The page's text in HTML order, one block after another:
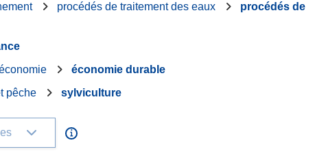
procédés de traitement des eaux
procédés de
économie durable
pêche sylviculture